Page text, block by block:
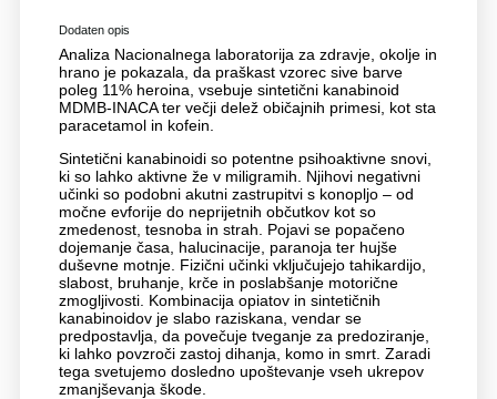
Dodaten opis
Analiza Nacionalnega laboratorija za zdravje, okolje in
hrano je pokazala, da praškast vzorec sive barve
poleg 11% heroina, vsebuje sintetični kanabinoid
MDMB-INACA ter večji delež običajnih primesi, kot sta
paracetamol in kofein.
Sintetični kanabinoidi so potentne psihoaktivne snovi,
ki so lahko aktivne že v miligramih. Njihovi negativni
učinki so podobni akutni zastrupitvi s konopljo – od
močne evforije do neprijetnih občutkov kot so
zmedenost, tesnoba in strah. Pojavi se popačeno
dojemanje časa, halucinacije, paranoja ter hujše
duševne motnje. Fizični učinki vključujejo tahikardijo,
slabost, bruhanje, krče in poslabšanje motorične
zmogljivosti. Kombinacija opiatov in sintetičnih
kanabinoidov je slabo raziskana, vendar se
predpostavlja, da povečuje tveganje za predoziranje,
ki lahko povzroči zastoj dihanja, komo in smrt. Zaradi
tega svetujemo dosledno upoštevanje vseh ukrepov
zmanjševanja škode.